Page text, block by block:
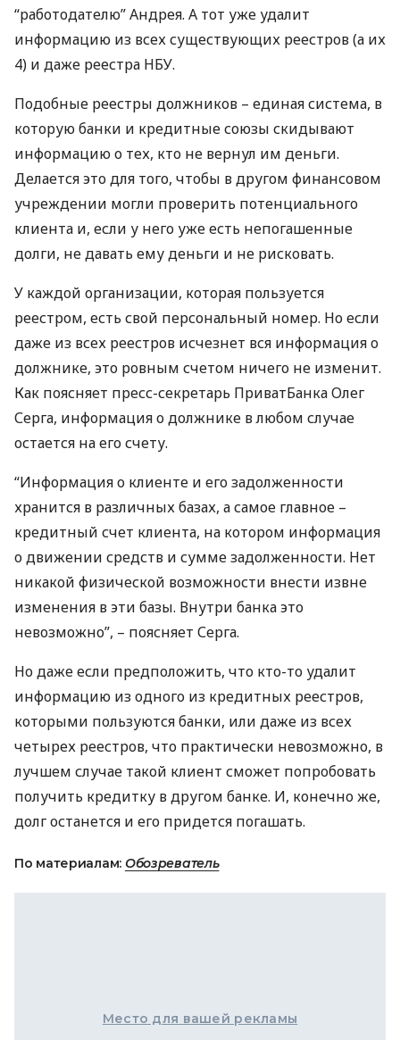
“работодателю” Андрея. А тот уже удалит
информацию из всех существующих реестров (а их
4) и даже реестра НБУ.
Подобные реестры должников – единая система, в
которую банки и кредитные союзы скидывают
информацию о тех, кто не вернул им деньги.
Делается это для того, чтобы в другом финансовом
учреждении могли проверить потенциального
клиента и, если у него уже есть непогашенные
долги, не давать ему деньги и не рисковать.
У каждой организации, которая пользуется
реестром, есть свой персональный номер. Но если
даже из всех реестров исчезнет вся информация о
должнике, это ровным счетом ничего не изменит.
Как поясняет пресс-секретарь ПриватБанка Олег
Серга, информация о должнике в любом случае
остается на его счету.
“Информация о клиенте и его задолженности
хранится в различных базах, а самое главное –
кредитный счет клиента, на котором информация
о движении средств и сумме задолженности. Нет
никакой физической возможности внести извне
изменения в эти базы. Внутри банка это
невозможно”, – поясняет Серга.
Но даже если предположить, что кто-то удалит
информацию из одного из кредитных реестров,
которыми пользуются банки, или даже из всех
четырех реестров, что практически невозможно, в
лучшем случае такой клиент сможет попробовать
получить кредитку в другом банке. И, конечно же,
долг останется и его придется погашать.
По материалам: Обозреватель
Место для вашей рекламы